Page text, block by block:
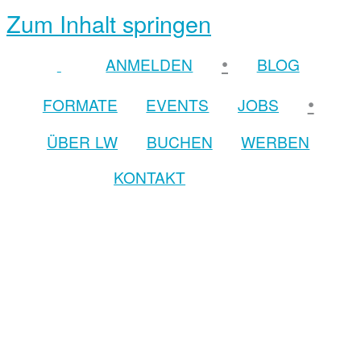
Zum Inhalt springen
ANMELDEN •
BLOG
FORMATE
EVENTS JOBS •
ÜBER LW BUCHEN
WERBEN
KONTAKT